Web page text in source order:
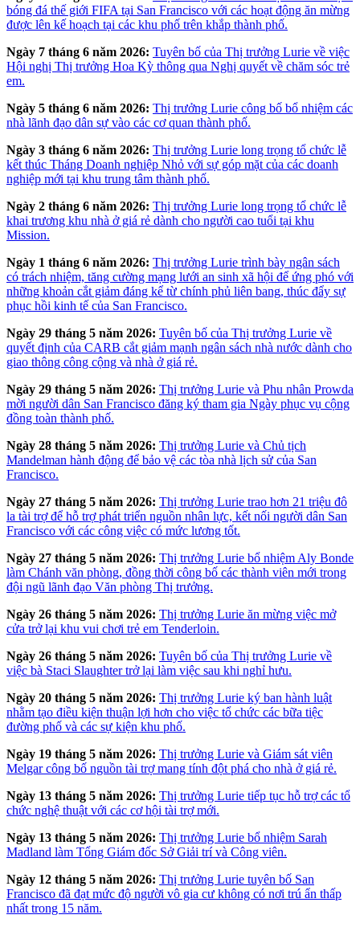
bóng đá thế giới FIFA tại San Francisco với các hoạt động ăn mừng
được lên kế hoạch tại các khu phố trên khắp thành phố.
Ngày 7 tháng 6 năm 2026: Tuyên bố của Thị trưởng Lurie về việc
Hội nghị Thị trưởng Hoa Kỳ thông qua Nghị quyết về chăm sóc trẻ
em.
Ngày 5 tháng 6 năm 2026: Thị trưởng Lurie công bố bổ nhiệm các
nhà lãnh đạo dân sự vào các cơ quan thành phố.
Ngày 3 tháng 6 năm 2026: Thị trưởng Lurie long trọng tổ chức lễ
kết thúc Tháng Doanh nghiệp Nhỏ với sự góp mặt của các doanh
nghiệp mới tại khu trung tâm thành phố.
Ngày 2 tháng 6 năm 2026: Thị trưởng Lurie long trọng tổ chức lễ
khai trương khu nhà ở giá rẻ dành cho người cao tuổi tại khu
Mission.
Ngày 1 tháng 6 năm 2026: Thị trưởng Lurie trình bày ngân sách
có trách nhiệm, tăng cường mạng lưới an sinh xã hội để ứng phó với
những khoản cắt giảm đáng kể từ chính phủ liên bang, thúc đẩy sự
phục hồi kinh tế của San Francisco.
Ngày 29 tháng 5 năm 2026: Tuyên bố của Thị trưởng Lurie về
quyết định của CARB cắt giảm mạnh ngân sách nhà nước dành cho
giao thông công cộng và nhà ở giá rẻ.
Ngày 29 tháng 5 năm 2026: Thị trưởng Lurie và Phu nhân Prowda
mời người dân San Francisco đăng ký tham gia Ngày phục vụ cộng
đồng toàn thành phố.
Ngày 28 tháng 5 năm 2026: Thị trưởng Lurie và Chủ tịch
Mandelman hành động để bảo vệ các tòa nhà lịch sử của San
Francisco.
Ngày 27 tháng 5 năm 2026: Thị trưởng Lurie trao hơn 21 triệu đô
la tài trợ để hỗ trợ phát triển nguồn nhân lực, kết nối người dân San
Francisco với các công việc có mức lương tốt.
Ngày 27 tháng 5 năm 2026: Thị trưởng Lurie bổ nhiệm Aly Bonde
làm Chánh văn phòng, đồng thời công bố các thành viên mới trong
đội ngũ lãnh đạo Văn phòng Thị trưởng.
Ngày 26 tháng 5 năm 2026: Thị trưởng Lurie ăn mừng việc mở
cửa trở lại khu vui chơi trẻ em Tenderloin.
Ngày 26 tháng 5 năm 2026: Tuyên bố của Thị trưởng Lurie về
việc bà Staci Slaughter trở lại làm việc sau khi nghỉ hưu.
Ngày 20 tháng 5 năm 2026: Thị trưởng Lurie ký ban hành luật
nhằm tạo điều kiện thuận lợi hơn cho việc tổ chức các bữa tiệc
đường phố và các sự kiện khu phố.
Ngày 19 tháng 5 năm 2026: Thị trưởng Lurie và Giám sát viên
Melgar công bố nguồn tài trợ mang tính đột phá cho nhà ở giá rẻ.
Ngày 13 tháng 5 năm 2026: Thị trưởng Lurie tiếp tục hỗ trợ các tổ
chức nghệ thuật với các cơ hội tài trợ mới.
Ngày 13 tháng 5 năm 2026: Thị trưởng Lurie bổ nhiệm Sarah
Madland làm Tổng Giám đốc Sở Giải trí và Công viên.
Ngày 12 tháng 5 năm 2026: Thị trưởng Lurie tuyên bố San
Francisco đã đạt mức độ người vô gia cư không có nơi trú ẩn thấp
nhất trong 15 năm.